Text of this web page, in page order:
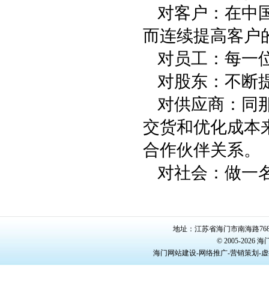
对客户：在中
而连续提高客户
对员工：每一
对股东：不断
对供应商：同
交货和优化成本
合作伙伴关系。
对社会：做一
地址：江苏省海门市南海路
© 2005-2026
海门网站建设-网络推广-营销策划-